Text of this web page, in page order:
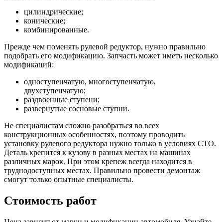
цилиндрические;
конические;
комбинированные.
Прежде чем поменять рулевой редуктор, нужно правильно
подобрать его модификацию. Запчасть может иметь несколько
модификаций:
одноступенчатую, многоступенчатую,
двухступенчатую;
раздвоенные ступени;
развернутые сосновые ступни.
Не специалистам сложно разобраться во всех
конструкционных особенностях, поэтому проводить
установку рулевого редуктора нужно только в условиях СТО.
Деталь крепится к кузову в разных местах на машинах
различных марок. При этом крепеж всегда находится в
труднодоступных местах. Правильно провести демонтаж
смогут только опытные специалисты.
Стоимость работ